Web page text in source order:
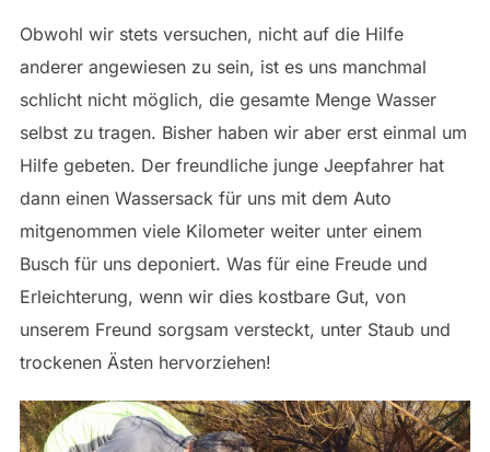
Obwohl wir stets versuchen, nicht auf die Hilfe
anderer angewiesen zu sein, ist es uns manchmal
schlicht nicht möglich, die gesamte Menge Wasser
selbst zu tragen. Bisher haben wir aber erst einmal um
Hilfe gebeten. Der freundliche junge Jeepfahrer hat
dann einen Wassersack für uns mit dem Auto
mitgenommen viele Kilometer weiter unter einem
Busch für uns deponiert. Was für eine Freude und
Erleichterung, wenn wir dies kostbare Gut, von
unserem Freund sorgsam versteckt, unter Staub und
trockenen Ästen hervorziehen!